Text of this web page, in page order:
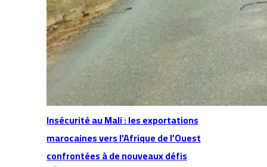
Insécurité au Mali : les exportations
marocaines vers l’Afrique de l’Ouest
confrontées à de nouveaux défis